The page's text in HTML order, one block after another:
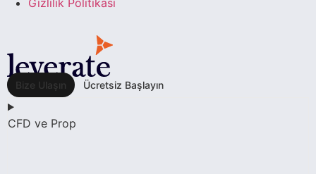
Gizlilik Politikası
Bize Ulaşın Ücretsiz Başlayın
CFD ve Prop